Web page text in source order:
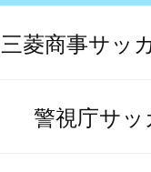
三菱商事サッ
警視庁サ